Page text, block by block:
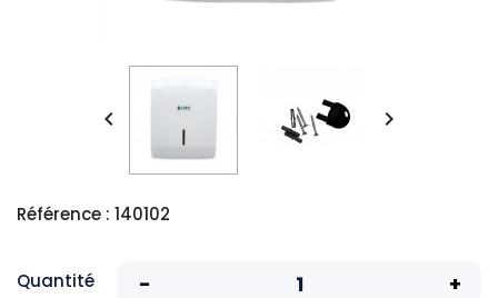
 
Référence : 140102
Quantité